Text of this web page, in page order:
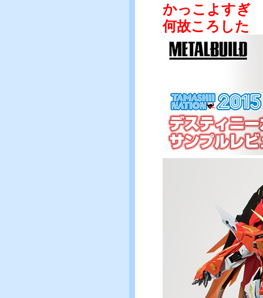
かっこよすぎ
何故ころした